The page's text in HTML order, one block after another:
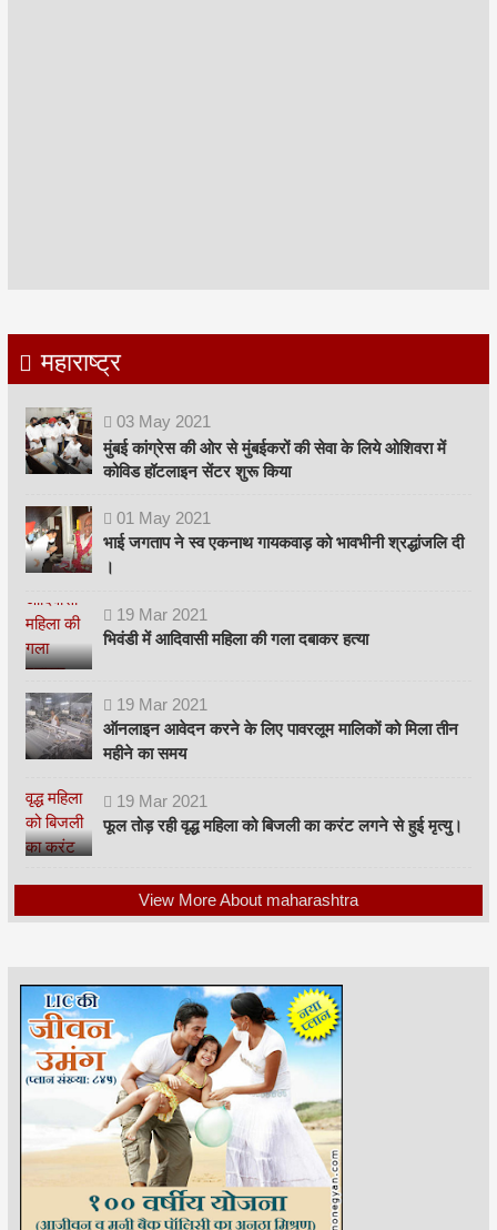
महाराष्ट्र
03 May 2021
मुंबई कांग्रेस की ओर से मुंबईकरों की सेवा के लिये ओशिवरा में
कोविड हॉटलाइन सेंटर शुरू किया
01 May 2021
भाई जगताप ने स्व एकनाथ गायकवाड़ को भावभीनी श्रद्धांजलि दी
।
19 Mar 2021
भिवंडी में आदिवासी महिला की गला दबाकर हत्या
19 Mar 2021
ऑनलाइन आवेदन करने के लिए पावरलूम मालिकों को मिला तीन
महीने का समय
19 Mar 2021
फूल तोड़ रही वृद्ध महिला को बिजली का करंट लगने से हुई मृत्यु।
View More About maharashtra